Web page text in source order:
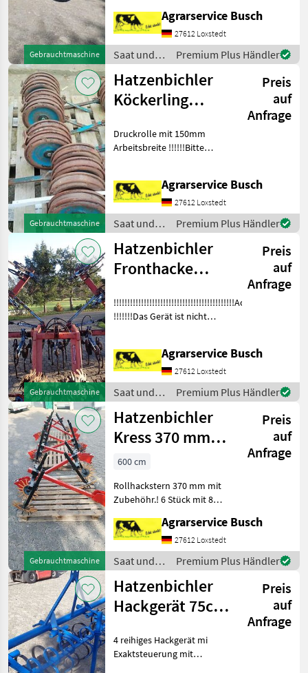
Gebrauchtmaschine
Gänsfußschare Das Baujahr
ist nicht ermittelbar Bitte
vor Anfrage Texte lesen!
Agrarservice Busch
27612 Loxstedt
Saat und
Pflege /
Hatzenbichler
Premium Plus Händler
Gebrauchtmaschine
Hatzenbichler
Köckerling
250m
Arbei
Preis
auf
Anfrage
Druckrolle mit 150mm
Arbeitsbreite !!!!!!Bitte
Maissatgutbeizmittel sehr
gute Wirksamkeit gegen
Vogelfraß. Fibl gelistet siehe
Agrarservice Busch
27612 Loxstedt
Saat und
Pflege /
Hatzenbichler
Premium Plus Händler
Gebrauchtmaschine
Hatzenbichler
Fronthacke
Heckkackgerät
Preis
auf
Anfrage
!!!!!!!!!!!!!!!!!!!!!!!!!!!!!!!!!!!!!!!!!!!!Achtung
!!!!!!!Das Gerät ist nicht
Alternative Tarktorpool
Nr59
Agrarservice Busch
27612 Loxstedt
Saat und
Pflege /
Hatzenbichler
Premium Plus Händler
Gebrauchtmaschine
Hatzenbichler
Kress 370 mm
Hackstern
K.U.L.T
Hacksternelemente
Preis
auf
Anfrage
600 cm
Rollhackstern 370 mm mit
Zubehöhr.! 6 Stück mit 8
Texte lesen! !!!!!!!!Bitte
Texte sorgfältig lesen
!!!!!!!!!!!!!!!!! Maissaatgut &
Neu, di
Agrarservice Busch
27612 Loxstedt
Saat und
Pflege /
Hatzenbichler
Premium Plus Händler
Hatzenbichler
Hackgerät 75cm
reihig Köckerling
Preis
auf
Anfrage
4 reihiges Hackgerät mi
Exaktsteuerung mit